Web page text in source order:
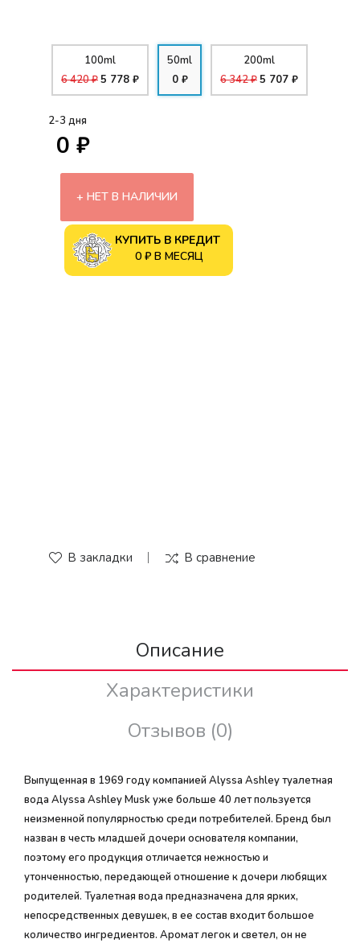
100ml
6 420 ₽5 778 ₽
50ml
0 ₽
200ml
6 342 ₽5 707 ₽
2-3 дня
0 ₽
НЕТ В НАЛИЧИИ
КУПИТЬ В КРЕДИТ
0 ₽ В МЕСЯЦ
В закладки В сравнение
Описание
Характеристики
Отзывов (0)
Выпущенная в 1969 году компанией Alyssa Ashley туалетная
вода Alyssa Ashley Musk уже больше 40 лет пользуется
неизменной популярностью среди потребителей. Бренд был
назван в честь младшей дочери основателя компании,
поэтому его продукция отличается нежностью и
утонченностью, передающей отношение к дочери любящих
родителей. Туалетная вода предназначена для ярких,
непосредственных девушек, в ее состав входит большое
количество ингредиентов. Аромат легок и светел, он не